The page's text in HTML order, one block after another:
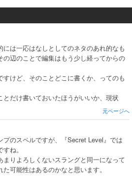
は一応はなしとしてのネタのあれ的なも
辺のことで編集はもう少し経ってからの
けど、そのことどこに書くか、ってのも
だけ書いておいたほうがいいか、現状
元ページへ
プのスペルですが、『Secret Level』では
ね。
りよろしくないスラングと同一になって
可能性はあるのかなと思います。